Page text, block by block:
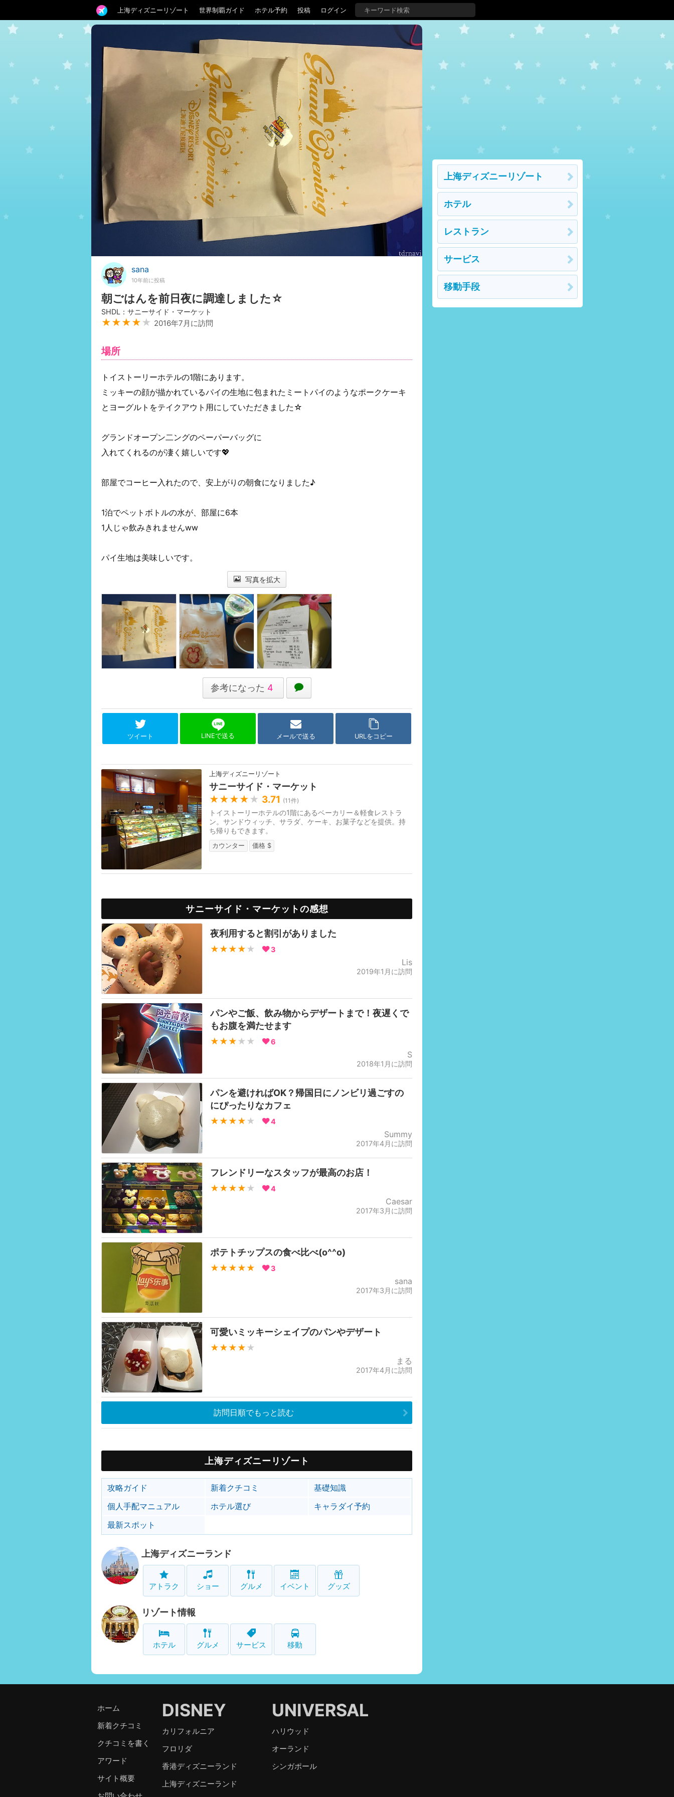
上海ディズニーリゾート 世界制覇ガイド ホテル予約 投稿 ログイン
sana
10年前に投稿
朝ごはんを前日夜に調達しました☆
SHDL：サニーサイド・マーケット
★★★★ ★ 2016年7月に訪問
場所
トイストーリーホテルの1階にあります。
ミッキーの顔が描かれているパイの生地に包まれたミートパイのようなポークケーキ
とヨーグルトをテイクアウト用にしていただきました☆
グランドオープン二ングのペーパーバッグに
入れてくれるのが凄く嬉しいです💖
部屋でコーヒー入れたので、安上がりの朝食になりました♪
1泊でペットボトルの水が、部屋に6本
1人じゃ飲みきれませんww
パイ生地は美味しいです。
写真を拡大
参考になった 4
ツイート LINEで送る メールで送る URLをコピー
上海ディズニーリゾート
サニーサイド・マーケット
★★★★ ★ 3.71 (11件)
トイストーリーホテルの1階にあるベーカリー＆軽食レストラ
ン。サンドウィッチ、サラダ、ケーキ、お菓子などを提供。持
ち帰りもできます。
カウンター 価格 $
サニーサイド・マーケットの感想
夜利用すると割引がありました
★★★★ ★ 3
Lis
2019年1月に訪問
パンやご飯、飲み物からデザートまで！夜遅くで
もお腹を満たせます
★★★ ★★ 6
S
2018年1月に訪問
パンを避ければOK？帰国日にノンビリ過ごすの
にぴったりなカフェ
★★★★ ★ 4
Summy
2017年4月に訪問
フレンドリーなスタッフが最高のお店！
★★★★ ★ 4
Caesar
2017年3月に訪問
ポテトチップスの食べ比べ(o^^o)
★★★★★ 3
sana
2017年3月に訪問
可愛いミッキーシェイプのパンやデザート
★★★★ ★
まる
2017年4月に訪問
訪問日順でもっと読む
上海ディズニーリゾート
攻略ガイド 新着クチコミ
基礎知識
個人手配マニュアル
ホテル選び
キャラダイ予約
最新スポット
上海ディズニーランド
アトラク ショー グルメ イベント グッズ
リゾート情報
ホテル グルメ サービス 移動
上海ディズニーリゾート
ホテル
レストラン
サービス
移動手段
ホーム
新着クチコミ
クチコミを書く
アワード
サイト概要
DISNEY
カリフォルニア
フロリダ
香港ディズニーランド
上海ディズニーランド
UNIVERSAL
ハリウッド
オーランド
シンガポール